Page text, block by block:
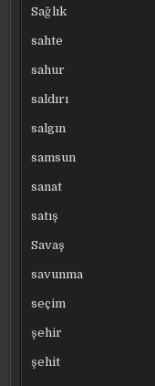
Sağlık
sahte
sahur
saldırı
salgın
samsun
sanat
satış
Savaş
savunma
seçim
şehir
şehit